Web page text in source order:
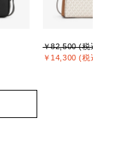
￥82,500 (税込)
￥14,300 (税込)